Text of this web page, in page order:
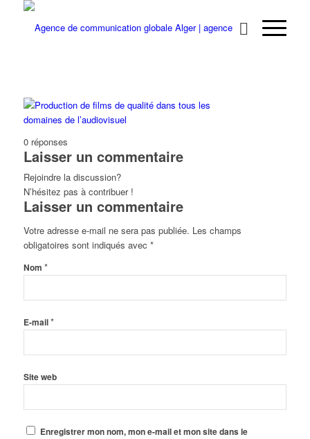
0 réponses
Laisser un commentaire
Rejoindre la discussion?
N’hésitez pas à contribuer !
Laisser un commentaire
Votre adresse e-mail ne sera pas publiée. Les champs
obligatoires sont indiqués avec *
Nom *
E-mail*
Site web
Enregistrer mon nom, mon e-mail et mon site dans le